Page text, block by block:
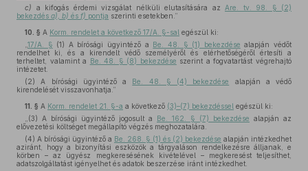
c) a kifogás érdemi vizsgálat nélküli elutasítására az Are. tv. 98. § (2)
bekezdés a), b) és f) pontja szerinti esetekben.”
10. § A Korm. rendelet a következő 17/A. §-sal egészül ki:
17/A. § (1) A bírósági ügyintéző a Be. 48. § (1) bekezdése alapján védőt
rendelhet ki, és a kirendelt védő személyéről és elérhetőségéről értesíti a
terheltet, valamint a Be. 48. § (8) bekezdése szerint a fogvatartást végrehajtó
intézetet.
(2) A bírósági ügyintéző a Be. 48. § (4) bekezdése
alapján a védő
kirendelését visszavonhatja.”
11. § A Korm. rendelet 21. §-a a következő (3)–(7) bekezdéssel egészül ki:
„(3) A bírósági ügyintéző jogosult a Be. 162. § (7) bekezdése alapján az
elővezetési költséget megállapító végzés meghozatalára.
(4) A bírósági ügyintéző a Be. 268. § (1) és (2) bekezdése alapján intézkedhet
aziránt, hogy a bizonyítási eszközök a tárgyaláson rendelkezésre álljanak, e
körben – az ügyész megkeresésének kivételével – megkeresést teljesíthet,
adatszolgáltatást igényelhet és adatok beszerzése iránt intézkedhet.